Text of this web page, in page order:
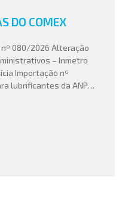
DO COMEX
nº 080/2026 Alteração
– Inmetro
Importação nº
lubrificantes da ANP
Imposto de
União Europeia
PUBLICADO DOU
Nº […]